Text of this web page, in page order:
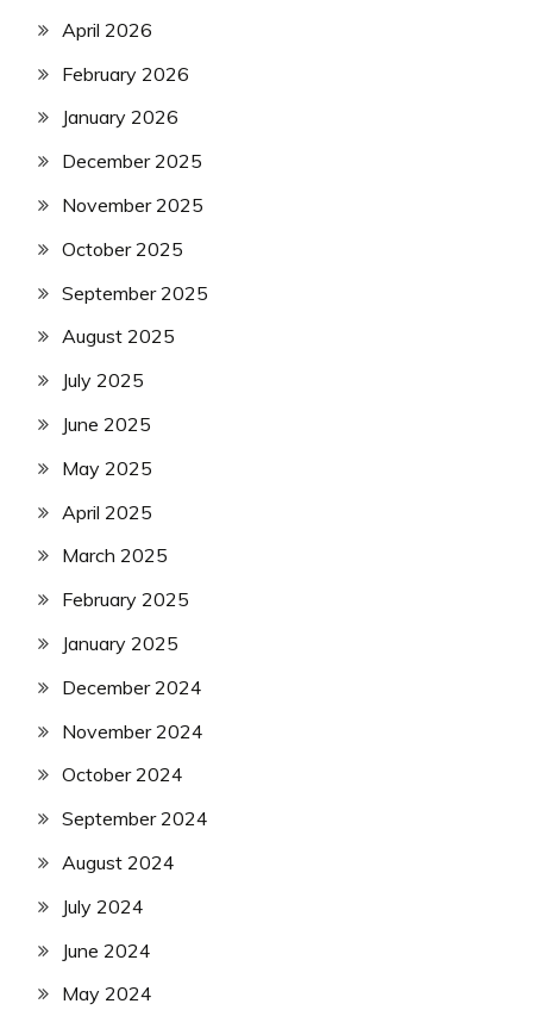
April 2026
February 2026
January 2026
December 2025
November 2025
October 2025
September 2025
August 2025
July 2025
June 2025
May 2025
April 2025
March 2025
February 2025
January 2025
December 2024
November 2024
October 2024
September 2024
August 2024
July 2024
June 2024
May 2024